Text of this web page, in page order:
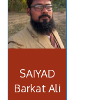
SAIYAD
Barkat Ali